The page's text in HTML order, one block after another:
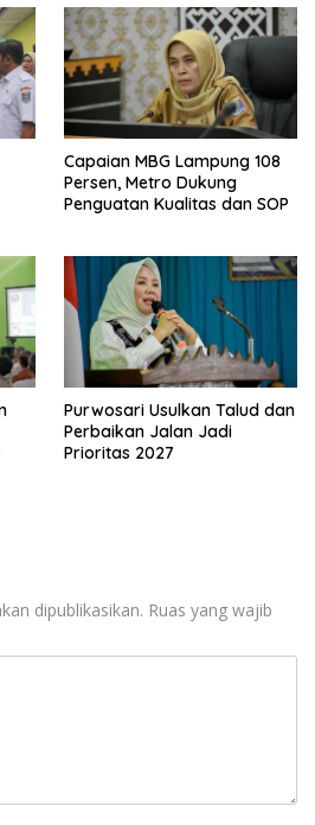
Capaian MBG Lampung 108
Persen, Metro Dukung
Penguatan Kualitas dan SOP
Purwosari Usulkan Talud dan
Perbaikan Jalan Jadi
Prioritas 2027
dipublikasikan. Ruas yang wajib